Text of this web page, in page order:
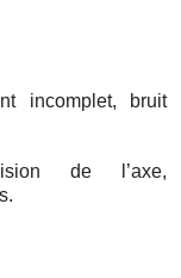
incomplet, bruit
de l’axe,